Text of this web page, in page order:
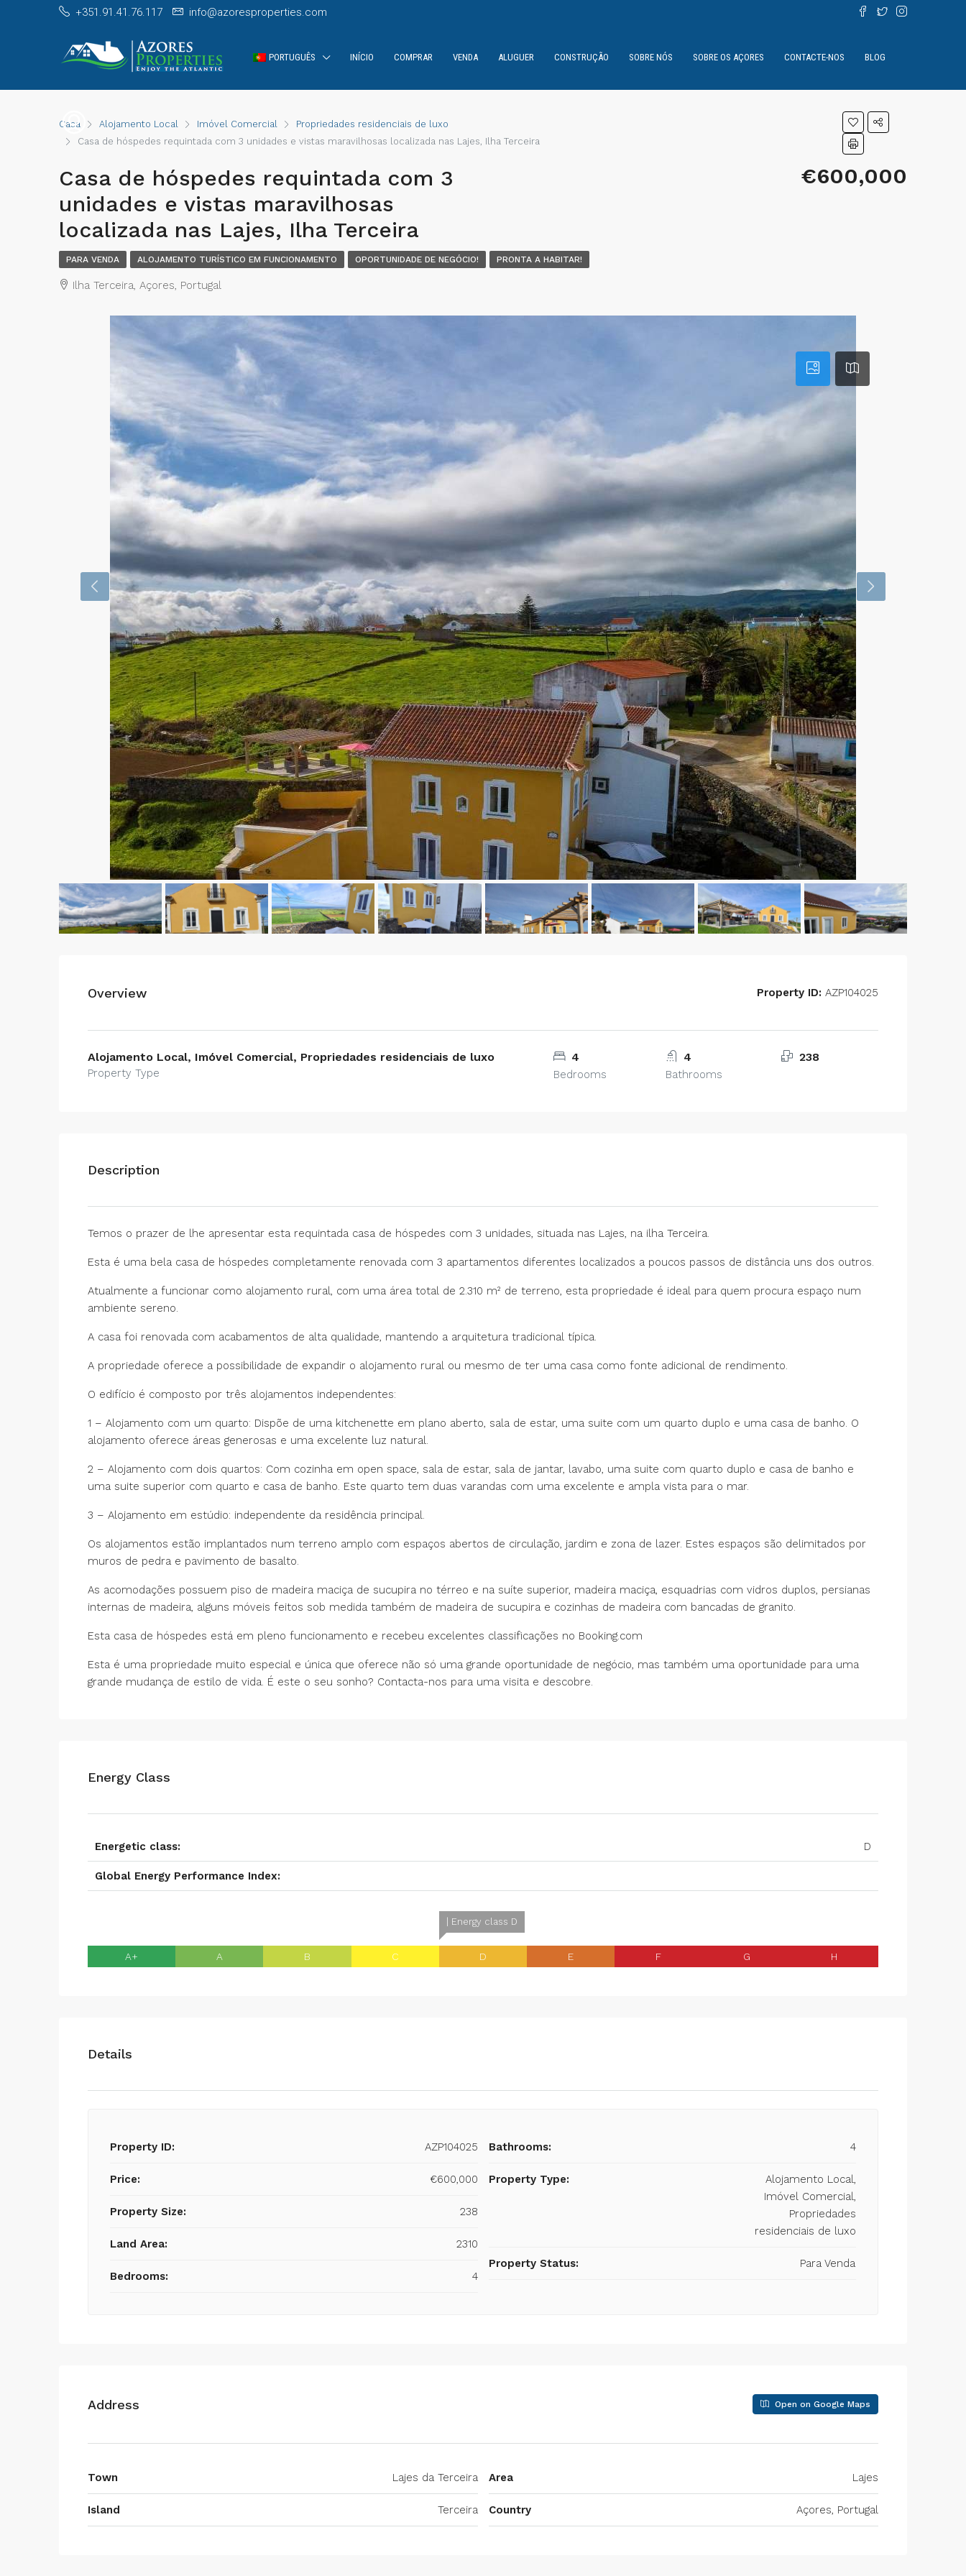
+351.91.41.76.117 info@azoresproperties.com
PORTUGUÊS INÍCIO COMPRAR VENDA ALUGUER CONSTRUÇÃO SOBRE NÓS SOBRE OS AÇORES CONTACTE-NOS BLOG
Casa Alojamento Local Imóvel Comercial
Propriedades residenciais de luxo
Casa de hóspedes requintada com 3 unidades e vistas maravilhosas localizada nas Lajes, Ilha Terceira
Casa de hóspedes requintada com 3
unidades e vistas maravilhosas
localizada nas Lajes, Ilha Terceira
€600,000
PARA VENDA ALOJAMENTO TURÍSTICO EM FUNCIONAMENTO OPORTUNIDADE DE NEGÓCIO! PRONTA A HABITAR!
Ilha Terceira, Açores, Portugal
Overview Property ID: AZP104025
Alojamento Local, Imóvel Comercial, Propriedades residenciais de luxo
Property Type
4
Bedrooms
4
Bathrooms
238
Description
Temos o prazer de lhe apresentar esta requintada casa de hóspedes com 3 unidades, situada nas Lajes, na ilha Terceira.
Esta é uma bela casa de hóspedes completamente renovada com 3 apartamentos diferentes localizados a poucos passos de distância uns dos outros.
Atualmente a funcionar como alojamento rural, com uma área total de 2.310 m² de terreno, esta propriedade é ideal para quem procura espaço num
ambiente sereno.
A casa foi renovada com acabamentos de alta qualidade, mantendo a arquitetura tradicional típica.
A propriedade oferece a possibilidade de expandir o alojamento rural ou mesmo de ter uma casa como fonte adicional de rendimento.
O edifício é composto por três alojamentos independentes:
1 – Alojamento com um quarto: Dispõe de uma kitchenette em plano aberto, sala de estar, uma suite com um quarto duplo e uma casa de banho. O
alojamento oferece áreas generosas e uma excelente luz natural.
2 – Alojamento com dois quartos: Com cozinha em open space, sala de estar, sala de jantar, lavabo, uma suite com quarto duplo e casa de banho e
uma suite superior com quarto e casa de banho. Este quarto tem duas varandas com uma excelente e ampla vista para o mar.
3 – Alojamento em estúdio: independente da residência principal.
Os alojamentos estão implantados num terreno amplo com espaços abertos de circulação, jardim e zona de lazer. Estes espaços são delimitados por
muros de pedra e pavimento de basalto.
As acomodações possuem piso de madeira maciça de sucupira no térreo e na suíte superior, madeira maciça, esquadrias com vidros duplos, persianas
internas de madeira, alguns móveis feitos sob medida também de madeira de sucupira e cozinhas de madeira com bancadas de granito.
Esta casa de hóspedes está em pleno funcionamento e recebeu excelentes classificações no Booking.com
Esta é uma propriedade muito especial e única que oferece não só uma grande oportunidade de negócio, mas também uma oportunidade para uma
grande mudança de estilo de vida. É este o seu sonho? Contacta-nos para uma visita e descobre.
Energy Class
Energetic class: D
Global Energy Performance Index:
A+ A B C
| Energy class D
D E F G H
Details
Property ID: AZP104025
Price: €600,000
Property Size: 238
Land Area: 2310
Bedrooms: 4
Bathrooms: 4
Property Type:
Alojamento Local,
Imóvel Comercial,
Propriedades
residenciais de luxo
Property Status: Para Venda
Address Open on Google Maps
Town Lajes da Terceira
Island Terceira
Area Lajes
Country Açores, Portugal